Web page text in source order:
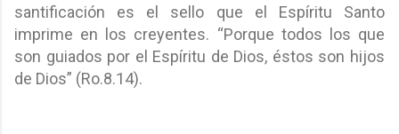
santificación es el sello que el Espíritu Santo
imprime en los creyentes. “Porque todos los que
son guiados por el Espíritu de Dios, éstos son hijos
de Dios” (Ro.8.14).